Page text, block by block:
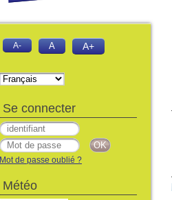
A- A A+
Se connecter
Mot de passe oublié ?
Météo